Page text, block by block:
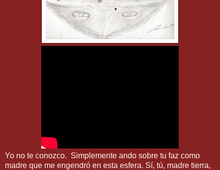
Yo no te conozco. Simplemente ando sobre tu faz como
madre que me engendró en esta esfera. Sí, tú, madre tierra,